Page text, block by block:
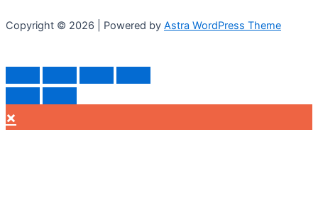
Copyright © 2026 | Powered by Astra WordPress Theme
×